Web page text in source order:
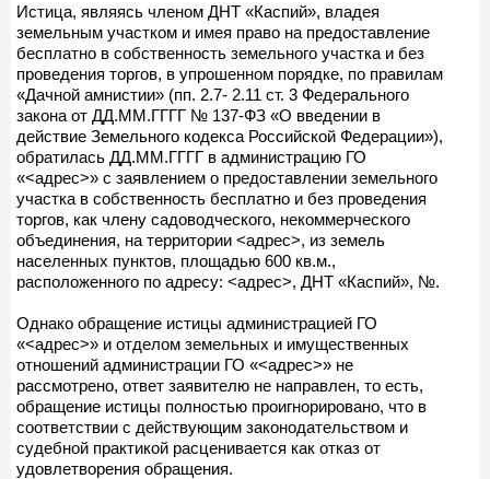
Истица, являясь членом ДНТ «Каспий», владея
земельным участком и имея право на предоставление
бесплатно в собственность земельного участка и без
проведения торгов, в упрошенном порядке, по правилам
«Дачной амнистии» (пп. 2.7- 2.11 ст. 3 Федерального
закона от ДД.ММ.ГГГГ № 137-ФЗ «О введении в
действие Земельного кодекса Российской Федерации»),
обратилась ДД.ММ.ГГГГ в администрацию ГО
«<адрес>» с заявлением о предоставлении земельного
участка в собственность бесплатно и без проведения
торгов, как члену садоводческого, некоммерческого
объединения, на территории <адрес>, из земель
населенных пунктов, площадью 600 кв.м.,
расположенного по адресу: <адрес>, ДНТ «Каспий», №.
Однако обращение истицы администрацией ГО
«<адрес>» и отделом земельных и имущественных
отношений администрации ГО «<адрес>» не
рассмотрено, ответ заявителю не направлен, то есть,
обращение истицы полностью проигнорировано, что в
соответствии с действующим законодательством и
судебной практикой расценивается как отказ от
удовлетворения обращения.